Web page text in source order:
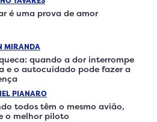
é uma prova de amor
MIRANDA
quando a dor interrompe
e o autocuidado pode fazer a
PIANARO
todos têm o mesmo avião,
o melhor piloto